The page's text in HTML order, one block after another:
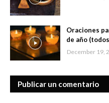
Oraciones
de año
December 19,
Publicar un comentario